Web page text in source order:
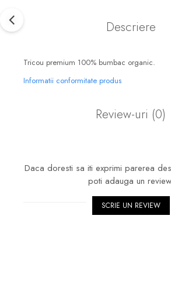
Descriere
Tricou premium 100% bumbac organic.
Informatii conformitate produs
Review-uri (0)
Daca doresti sa iti exprimi parerea
poti adauga un
SCRIE UN REVIEW